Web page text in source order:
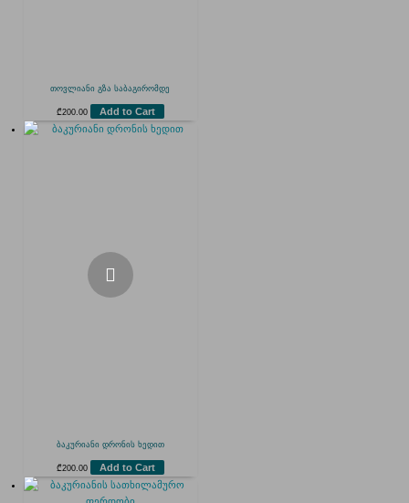
თოვლიანი გზა საბაგირომდე
₾200.00 Add to Cart
ბაკურიანი დრონის ხედით
₾200.00 Add to Cart